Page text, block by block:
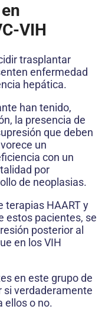
VIH
trasplantar
enfermedad
hepática.
han tenido,
la presencia de
que deben
un
con un
por
de neoplasias.
terapias HAART y
estos pacientes, se
posterior al
en los VIH
en este grupo de
si verdaderamente
ellos o no.